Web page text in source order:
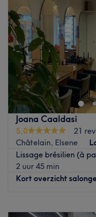
Donderdag
Vrijdag
Zaterdag
Zondag
Melting Pot est un
de Saint-Gilles, à deux
d’esthétique, de
unique. Vous serez
calme et chaleureux,
compétente qui vous
physique et votre
proposer des conseils et
répondant parfaitement
facilement accessible en
trams 92 et 97, l'arrêt le
Joana Caaldasi
5,0
21
Châtelain, Elsene
Lissage brésilien (à
2 uur 45 min
Kort overzicht